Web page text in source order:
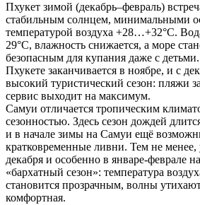
Пхукет зимой (декабрь–февраль)
стабильным солнцем, минимальными
температурой воздуха +28…+32°C.
29°C, влажность снижается, а море
безопасным для купания даже с
Пхукете заканчивается в ноябре, и с
высокий туристический сезон: пляжи
сервис выходит на максимум.
Самуи отличается тропическим
сезонностью. Здесь сезон дождей
и в начале зимы на Самуи ещё
кратковременные ливни. Тем не
декабря и особенно в январе-феврале
«бархатный сезон»: температура
становится прозрачным, волны
комфортная.